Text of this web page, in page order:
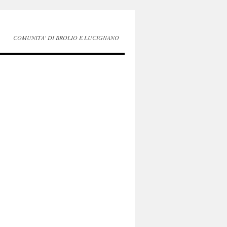
COMUNITA' DI BROLIO E LUCIGNANO